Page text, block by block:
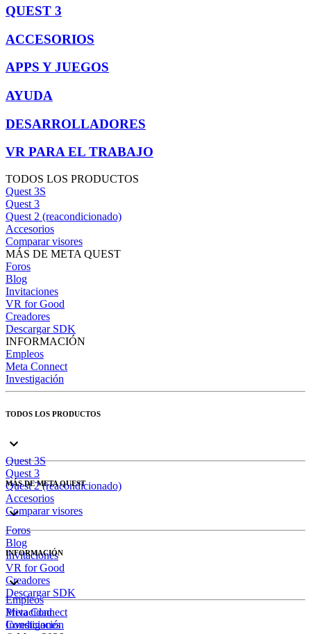
QUEST 3
ACCESORIOS
APPS Y JUEGOS
AYUDA
DESARROLLADORES
VR PARA EL TRABAJO
TODOS LOS PRODUCTOS
Quest 3S
Quest 3
Quest 2 (reacondicionado)
Accesorios
Comparar visores
MÁS DE META QUEST
Foros
Blog
Invitaciones
VR for Good
Creadores
Descargar SDK
INFORMACIÓN
Empleos
Meta Connect
Investigación
TODOS LOS PRODUCTOS
Quest 3S
Quest 3
Quest 2 (reacondicionado)
Accesorios
Comparar visores
MÁS DE META QUEST
Foros
Blog
Invitaciones
VR for Good
Creadores
Descargar SDK
INFORMACIÓN
Empleos
Meta Connect
Investigación
Privacidad
Condiciones